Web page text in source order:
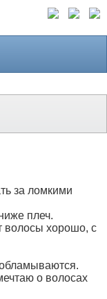
за ломкими
плеч.
волосы хорошо, с
о волосах